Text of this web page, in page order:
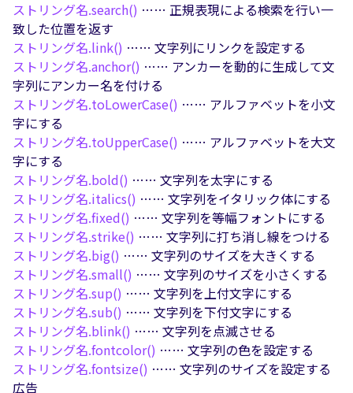
ストリング名.search() …… 正規表現による検索を行い一
致した位置を返す
ストリング名.link() …… 文字列にリンクを設定する
ストリング名.anchor() …… アンカーを動的に生成して文
字列にアンカー名を付ける
ストリング名.toLowerCase() …… アルファベットを小文
字にする
ストリング名.toUpperCase() …… アルファベットを大文
字にする
ストリング名.bold() …… 文字列を太字にする
ストリング名.italics() …… 文字列をイタリック体にする
ストリング名.fixed() …… 文字列を等幅フォントにする
ストリング名.strike() …… 文字列に打ち消し線をつける
ストリング名.big() …… 文字列のサイズを大きくする
ストリング名.small() …… 文字列のサイズを小さくする
ストリング名.sup() …… 文字列を上付文字にする
ストリング名.sub() …… 文字列を下付文字にする
ストリング名.blink() …… 文字列を点滅させる
ストリング名.fontcolor() …… 文字列の色を設定する
ストリング名.fontsize() …… 文字列のサイズを設定する
広告